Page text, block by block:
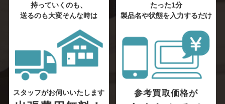
持っていくのも、
送るのも大変そんな時は
スタッフがお伺いいたします
たった1分
製品名や状態を入力するだけ
参考買取価格が